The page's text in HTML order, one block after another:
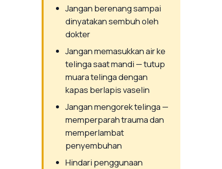
Jangan berenang sampai
dinyatakan sembuh oleh
dokter
Jangan memasukkan air ke
telinga saat mandi — tutup
muara telinga dengan
kapas berlapis vaselin
Jangan mengorek telinga —
memperparah trauma dan
memperlambat
penyembuhan
Hindari penggunaan